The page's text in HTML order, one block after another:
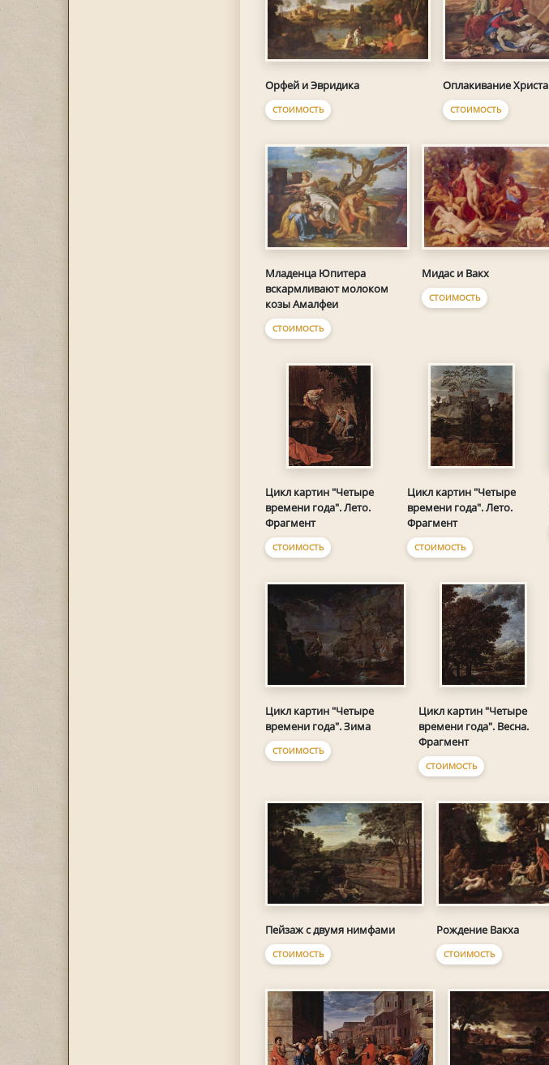
Орфей и Эвридика
СТОИМОСТЬ
Оплакивание Христа
СТОИМОСТЬ
Младенца Юпитера
вскармливают молоком
козы Амалфеи
СТОИМОСТЬ
Мидас и Вакх
СТОИМОСТЬ
Цикл картин "Четыре
времени года". Лето.
Фрагмент
СТОИМОСТЬ
Цикл картин "Четыре
времени года". Лето.
Фрагмент
СТОИМОСТЬ
Цикл картин "Четыре
времени года". Зима
СТОИМОСТЬ
Цикл картин "Четыре
времени года". Весна.
Фрагмент
СТОИМОСТЬ
Пейзаж с двумя нимфами
СТОИМОСТЬ
Рождение Вакха
СТОИМОСТЬ